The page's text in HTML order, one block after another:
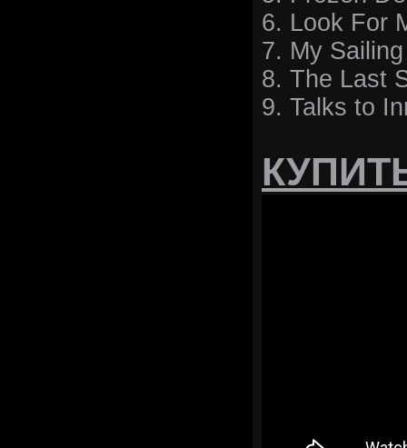
6. Look For
7. My
8. The Last
9. Talks to